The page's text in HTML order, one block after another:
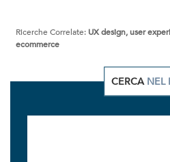
Ricerche Correlate: UX design, user
ecommerce
CERCA NEL